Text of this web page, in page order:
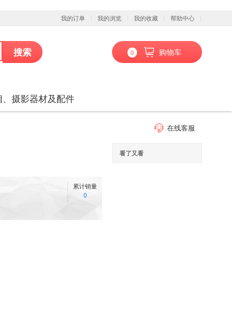
我的订单 我的浏览 我的收藏 帮助中心
搜索 购物车
0
、摄影器材及配件
在线客服
累计销量
0
看了又看